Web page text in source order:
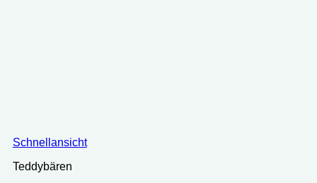
Schnellansicht
Teddybären